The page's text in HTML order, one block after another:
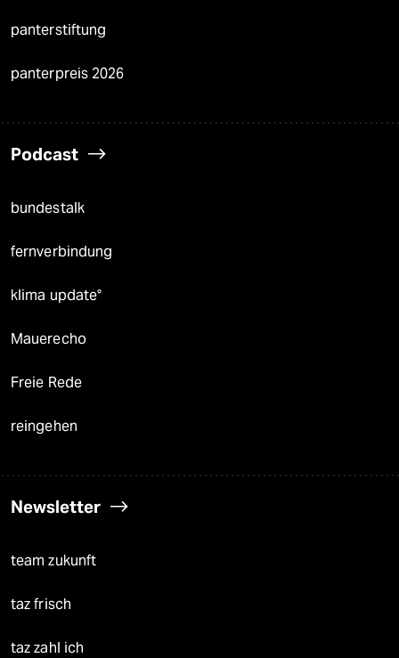
panterstiftung
panterpreis 2026
Podcast
bundestalk
fernverbindung
klima update°
Mauerecho
Freie Rede
reingehen
Newsletter
team zukunft
taz frisch
taz zahl ich